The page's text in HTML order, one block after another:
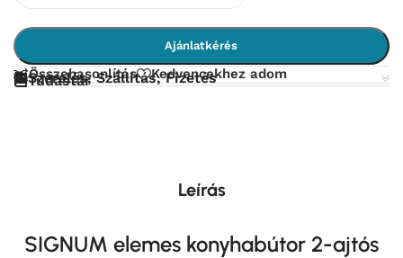
Ajánlatkérés
Összehasonlítás Kedvencekhez adom
Szerelés, Szállítás, Fizetés
Tudástár
Leírás
SIGNUM elemes konyhabútor 2-ajtós